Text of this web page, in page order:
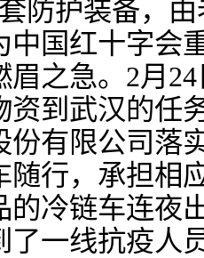
防护装备，
中国红十字会
眉之急。2月
资到武汉的任
份有限公司落
随行，承担相
的冷链车连夜
了一线抗疫人